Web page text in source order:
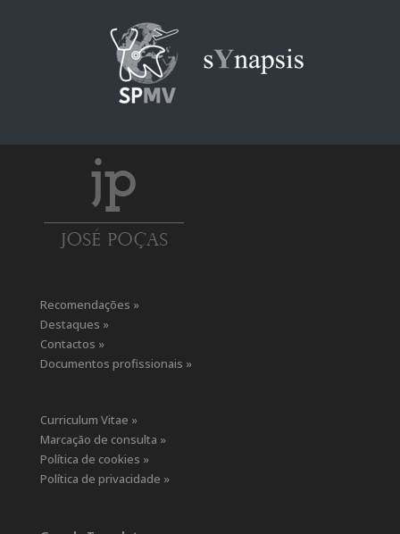
Recomendações »
Destaques »
Contactos »
Documentos profissionais »
Curriculum Vitae »
Marcação de consulta »
Política de cookies »
Política de privacidade »